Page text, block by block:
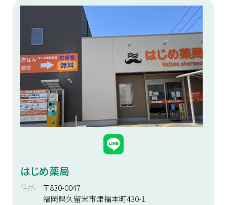
はじめ薬局
住所
〒830-0047
福岡県久留米市津福本町430-1